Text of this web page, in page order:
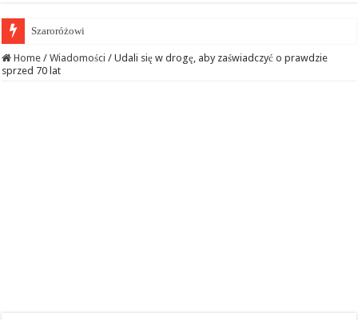
Szaroróżowi
Home / Wiadomości / Udali się w drogę, aby zaświadczyć o prawdzie
sprzed 70 lat